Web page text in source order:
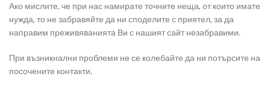
Ако мислите, че при нас намирате точните неща, от които имате
нужда, то не забравяйте да ни споделите с приятел, за да
направим преживяванията Ви с нашият сайт незабравими.
При възникнални проблеми не се колебайте да ни потърсите на
посочените контакти.